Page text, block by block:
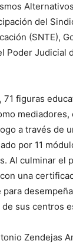
del
(SNTE),
Poder Judicial
71 figuras
a través de
por 11
Al culminar el
una
sus centros
Zendejas